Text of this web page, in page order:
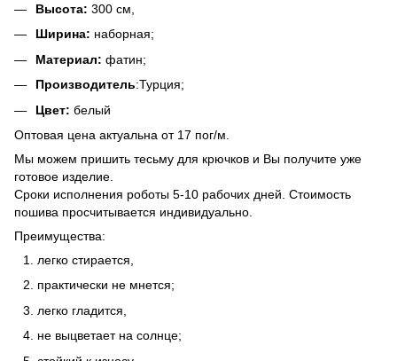
Высота: 300 см,
Ширина: наборная;
Материал: фатин;
Производитель:Турция;
Цвет: белый
Оптовая цена актуальна от 17 пог/м.
Мы можем пришить тесьму для крючков и Вы получите уже
готовое изделие.
Сроки исполнения роботы 5-10 рабочих дней. Стоимость
пошива просчитывается индивидуально.
Преимущества:
легко стирается,
практически не мнется;
легко гладится,
не выцветает на солнце;